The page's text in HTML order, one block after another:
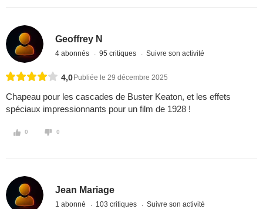
Geoffrey N
4 abonnés 95 critiques Suivre son activité
4,0 Publiée le 29 décembre 2025
Chapeau pour les cascades de Buster Keaton, et les effets
spéciaux impressionnants pour un film de 1928 !
0 0
Jean Mariage
1 abonné 103 critiques Suivre son activité